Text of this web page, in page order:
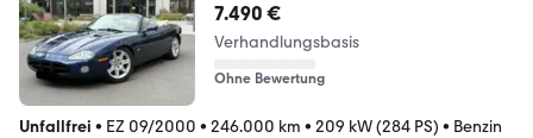
7.490 €
Verhandlungsbasis
Ohne Bewertung
Unfallfrei • EZ 09/2000 • 246.000 km • 209 kW (284 PS) • Benzin